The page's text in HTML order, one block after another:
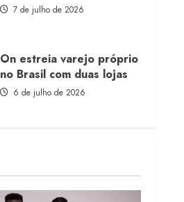
7 de julho de 2026
On estreia varejo próprio
no Brasil com duas lojas
6 de julho de 2026